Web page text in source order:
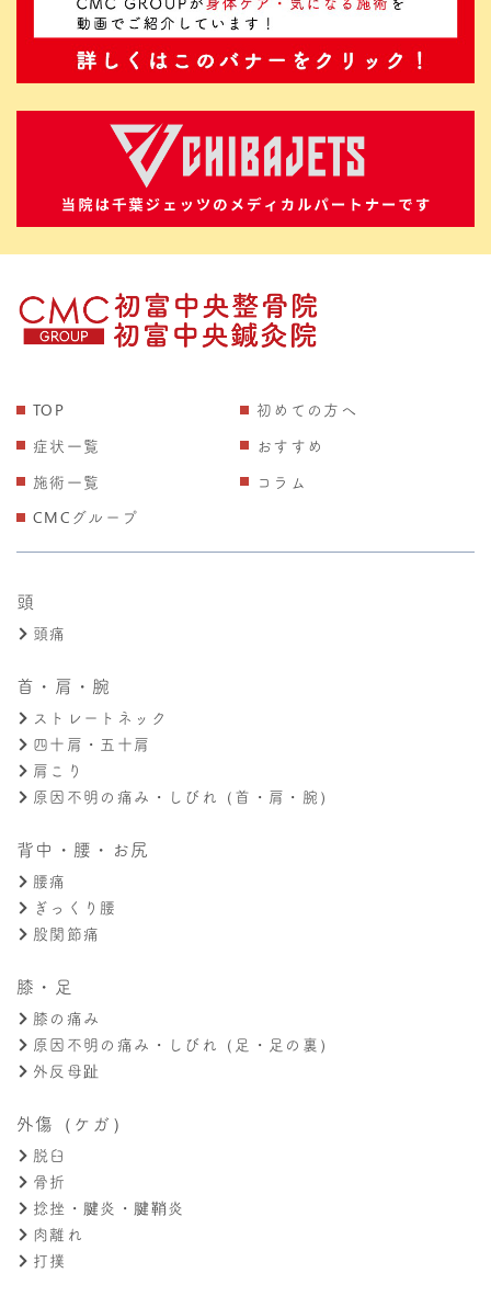
TOP
初めての方へ
症状一覧
おすすめ
施術一覧
コラム
CMCグループ
頭
頭痛
首・肩・腕
ストレートネック
四十肩・五十肩
肩こり
原因不明の痛み・しびれ（首・肩・腕）
背中・腰・お尻
腰痛
ぎっくり腰
股関節痛
膝・足
膝の痛み
原因不明の痛み・しびれ（足・足の裏）
外反母趾
外傷（ケガ）
脱臼
骨折
捻挫・腱炎・腱鞘炎
肉離れ
打撲